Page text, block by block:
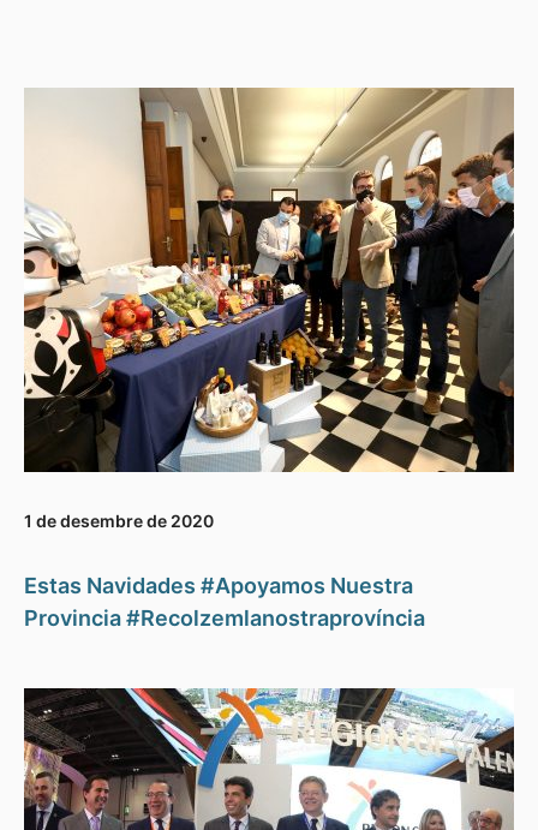
1 de desembre de 2020
Estas Navidades #Apoyamos Nuestra
Provincia #Recolzemlanostraprovíncia